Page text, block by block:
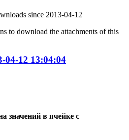
since 2013-04-12
to download the attachments of this
04-12 13:04:04
значений в ячейке с